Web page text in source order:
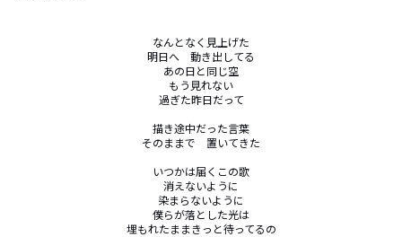
なんとなく見上げた
明日へ　動き出してる
あの日と同じ空
もう見れない
過ぎた昨日だって
描き途中だった言葉
そのままで　置いてきた
いつかは届くこの歌
消えないように
染まらないように
僕らが落とした光は
埋もれたままきっと待ってるの